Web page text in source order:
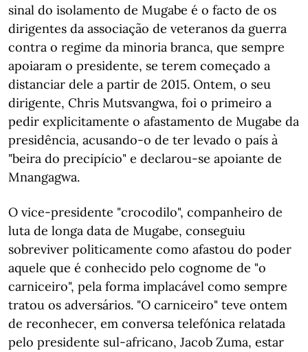
sinal do isolamento de Mugabe é o facto de os
dirigentes da associação de veteranos da guerra
contra o regime da minoria branca, que sempre
apoiaram o presidente, se terem começado a
distanciar dele a partir de 2015. Ontem, o seu
dirigente, Chris Mutsvangwa, foi o primeiro a
pedir explicitamente o afastamento de Mugabe da
presidência, acusando-o de ter levado o país à
"beira do precipício" e declarou-se apoiante de
Mnangagwa.
O vice-presidente "crocodilo", companheiro de
luta de longa data de Mugabe, conseguiu
sobreviver politicamente como afastou do poder
aquele que é conhecido pelo cognome de "o
carniceiro", pela forma implacável como sempre
tratou os adversários. "O carniceiro" teve ontem
de reconhecer, em conversa telefónica relatada
pelo presidente sul-africano, Jacob Zuma, estar